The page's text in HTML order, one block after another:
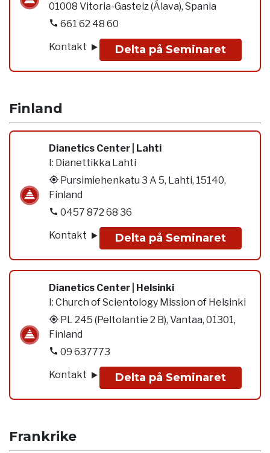
01008 Vitoria-Gasteiz (Álava), Spania
661 62 48 60
Kontakt
Delta på Seminaret
Finland
Dianetics Center | Lahti
I: Dianettikka Lahti
Pursimiehenkatu 3 A 5, Lahti, 15140,
Finland
0457 872 68 36
Kontakt
Delta på Seminaret
Dianetics Center | Helsinki
I: Church of Scientology Mission of Helsinki
PL 245 (Peltolantie 2 B), Vantaa, 01301,
Finland
09 637773
Kontakt
Delta på Seminaret
Frankrike